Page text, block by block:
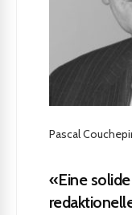
Pascal
«Eine